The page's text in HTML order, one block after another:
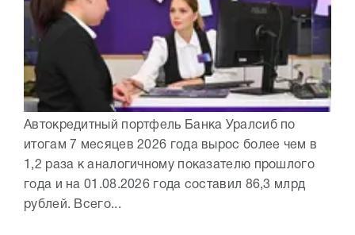
Автокредитный портфель Банка Уралсиб по
итогам 7 месяцев 2026 года вырос более чем в
1,2 раза к аналогичному показателю прошлого
года и на 01.08.2026 года составил 86,3 млрд
рублей. Всего...